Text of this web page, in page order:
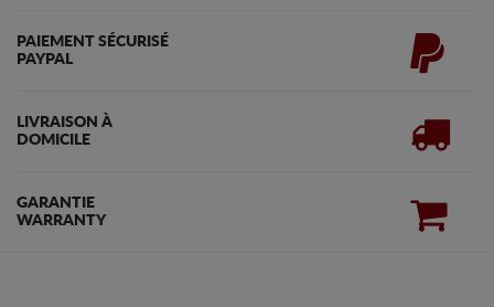
PAIEMENT SÉCURISÉ
PAYPAL
LIVRAISON À
DOMICILE
GARANTIE
WARRANTY